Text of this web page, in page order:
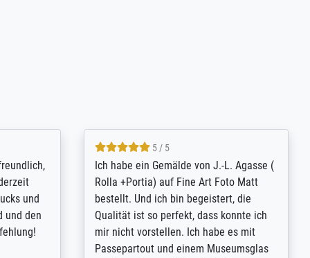
is
go-to
on -
4.8 / 5
Qualité absolument irréprochable.
Extraordinaire diversité des thèmes
abordés et personnalisation des
demandes (recadrage, réajustement des
couleurs). Relation clientèle parfaite.
Transport, réception sans aucun